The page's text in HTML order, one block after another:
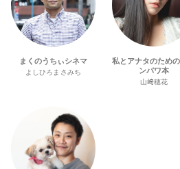
まくのうちぃシネマ
よしひろまさみち
私とアナタのため
ンパワ本
山﨑穂花